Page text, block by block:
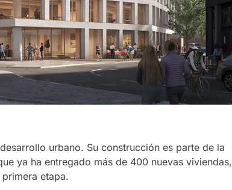
urbano. Su construcción es parte de la
ya ha entregado más de 400 nuevas viviendas,
etapa.